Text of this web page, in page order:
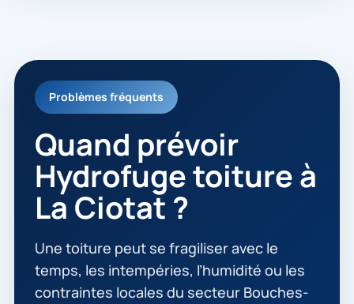
Problèmes fréquents
Quand prévoir
Hydrofuge toiture à
La Ciotat ?
Une toiture peut se fragiliser avec le
temps, les intempéries, l’humidité ou les
contraintes locales du secteur Bouches-